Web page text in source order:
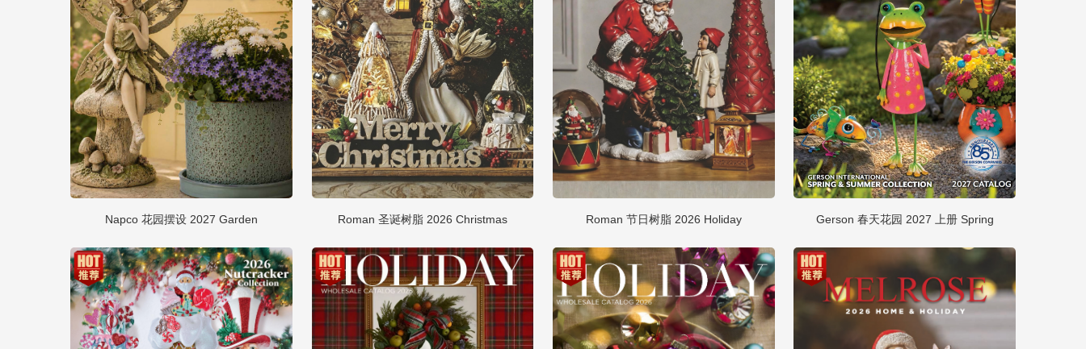
Napco 花园摆设 2027 Garden Roman 圣诞树脂 2026 Christmas Roman 节日树脂 2026 Holiday Gerson 春天花园 2027 上册 Spring